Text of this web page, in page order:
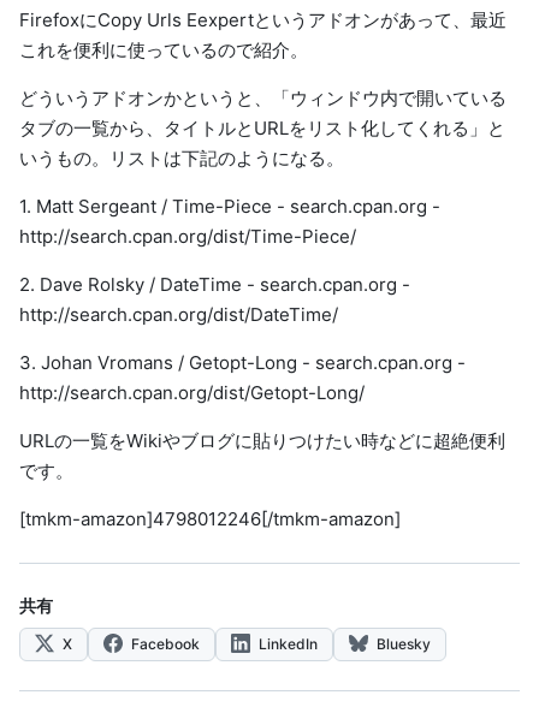
FirefoxにCopy Urls Eexpertというアドオンがあって、最近
これを便利に使っているので紹介。
どういうアドオンかというと、「ウィンドウ内で開いている
タブの一覧から、タイトルとURLをリスト化してくれる」と
いうもの。リストは下記のようになる。
1. Matt Sergeant / Time-Piece - search.cpan.org -
http://search.cpan.org/dist/Time-Piece/
2. Dave Rolsky / DateTime - search.cpan.org -
http://search.cpan.org/dist/DateTime/
3. Johan Vromans / Getopt-Long - search.cpan.org -
http://search.cpan.org/dist/Getopt-Long/
URLの一覧をWikiやブログに貼りつけたい時などに超絶便利
です。
[tmkm-amazon]4798012246[/tmkm-amazon]
共有
X Facebook LinkedIn Bluesky